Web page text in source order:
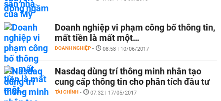
Doanh nghiệp vi phạm công bố thông tin,
mất tiền là mất một…
DOANH NGHIỆP - 08:58 | 10/06/2017
Nasdaq dùng trí thông minh nhân tạo
cung cấp thông tin cho phân tích đầu tư
TÀI CHÍNH - 07:32 | 17/05/2017